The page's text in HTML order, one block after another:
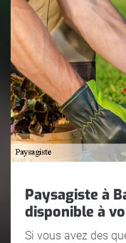
Paysagiste à
disponible à
Si vous avez des